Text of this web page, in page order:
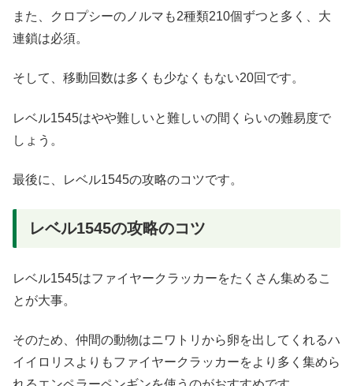
また、クロプシーのノルマも2種類210個ずつと多く、大
連鎖は必須。
そして、移動回数は多くも少なくもない20回です。
レベル1545はやや難しいと難しいの間くらいの難易度で
しょう。
最後に、レベル1545の攻略のコツです。
レベル1545の攻略のコツ
レベル1545はファイヤークラッカーをたくさん集めるこ
とが大事。
そのため、仲間の動物はニワトリから卵を出してくれるハ
イイロリスよりもファイヤークラッカーをより多く集めら